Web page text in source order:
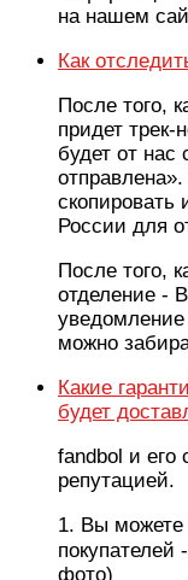
на нашем
Как
После того,
придет
будет от
скопировать
России для
После того,
отделение -
можно
Какие
будет
fandbol и его
репутацией.
1. Вы можете
фото)